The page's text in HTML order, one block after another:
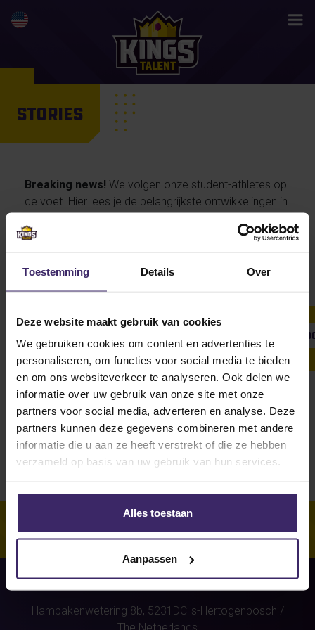
Toestemming Details Over
Deze website maakt gebruik van cookies
We gebruiken cookies om content en advertenties te
personaliseren, om functies voor social media te bieden
en om ons websiteverkeer te analyseren. Ook delen we
informatie over uw gebruik van onze site met onze
partners voor social media, adverteren en analyse. Deze
partners kunnen deze gegevens combineren met andere
informatie die u aan ze heeft verstrekt of die ze hebben
verzameld op basis van uw gebruik van hun services.
Alles toestaan
Aanpassen
STORIES
Breaking news! We volgen onze student-athletes op
de voet. Hier lees je de belangrijkste ontwikkelingen in
persoonlijke verhalen van onze talenten… en straks
Unfortunately, for this athlete
(Britt Kabo) were no stories
found.
Hambakenwetering 8b, 5231DC 's-Hertogenbosch /